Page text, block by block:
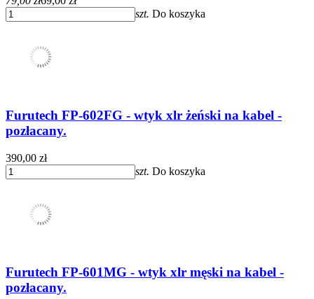
szt. Do koszyka
Furutech FP-602FG - wtyk xlr żeński na kabel -
pozłacany.
390,00 zł
szt. Do koszyka
Furutech FP-601MG - wtyk xlr męski na kabel -
pozłacany.